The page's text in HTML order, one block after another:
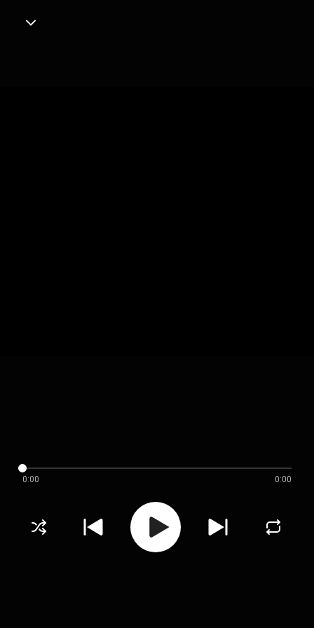
0:00 0:00